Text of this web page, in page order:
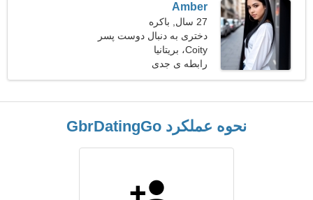
Amber
27 سال, باکره
دختری به دنبال دوست پسر
Coity، بریتانیا
رابطه ی جدی
نحوه عملکرد GbrDatingGo